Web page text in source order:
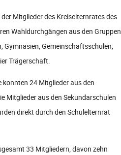
Mitglieder des Kreiselternrates des
Wahldurchgängen aus den Gruppen
Gymnasien, Gemeinschaftsschulen,
Trägerschaft.
24 Mitglieder aus den
Mitglieder aus den Sekundarschulen
direkt durch den Schulelternrat
33 Mitgliedern, davon zehn